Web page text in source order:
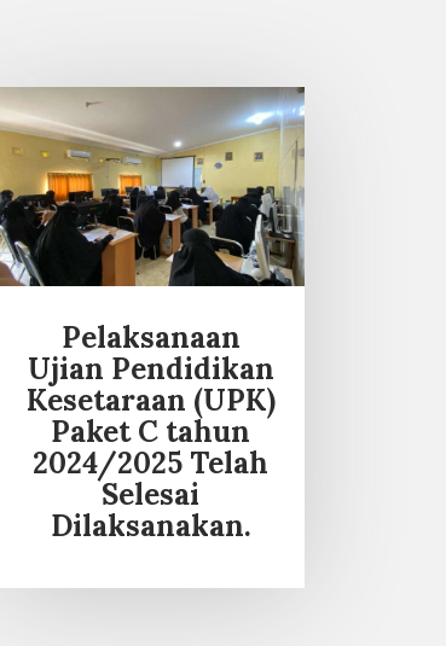
Pelaksanaan
Ujian Pendidikan
Kesetaraan (UPK)
Paket C tahun
2024/2025 Telah
Selesai
Dilaksanakan.